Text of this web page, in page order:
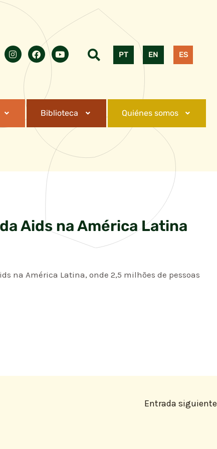
PT EN ES
Biblioteca Quiénes somos
Aids na América Latina
na América Latina, onde 2,5 milhões de pessoas
Entrada siguiente